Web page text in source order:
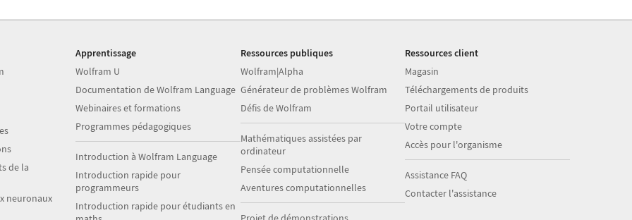
de la
neuronaux
Apprentissage
Wolfram U
Documentation de Wolfram Language
Webinaires et formations
Programmes pédagogiques
Introduction à Wolfram Language
Introduction rapide pour
programmeurs
Introduction rapide pour étudiants en
Ressources publiques
Wolfram|Alpha
Générateur de problèmes Wolfram
Défis de Wolfram
Mathématiques assistées par
ordinateur
Pensée computationnelle
Aventures computationnelles
Ressources client
Magasin
Téléchargements de produits
Portail utilisateur
Votre compte
Accès pour l'organisme
Assistance FAQ
Contacter l'assistance